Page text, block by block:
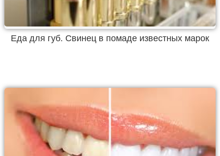
Еда для губ. Свинец в помаде известных марок